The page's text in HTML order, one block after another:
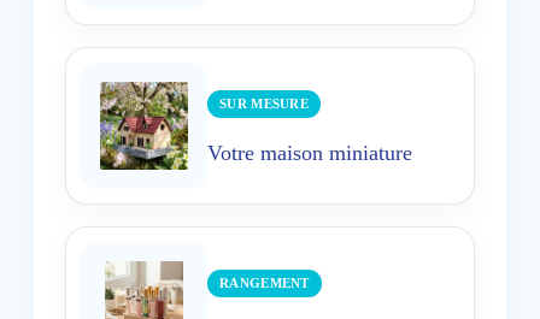
SUR MESURE
Votre maison miniature
RANGEMENT